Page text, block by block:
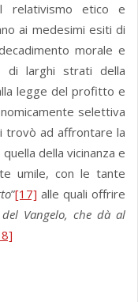
relativismo etico e
ai medesimi esiti di
morale e
di larghi strati della
legge del profitto e
selettiva
trovò ad affrontare la
della vicinanza e
umile, con le tante
”[17] alle quali offrire
Vangelo, che dà al